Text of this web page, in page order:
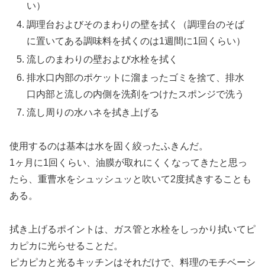
い）
調理台およびそのまわりの壁を拭く（調理台のそば
に置いてある調味料を拭くのは1週間に1回くらい）
流しのまわりの壁および水栓を拭く
排水口内部のポケットに溜まったゴミを捨て、排水
口内部と流しの内側を洗剤をつけたスポンジで洗う
流し周りの水ハネを拭き上げる
使用するのは基本は水を固く絞ったふきんだ。
1ヶ月に1回くらい、油膜が取れにくくなってきたと思っ
たら、重曹水をシュッシュッと吹いて2度拭きすることも
ある。
拭き上げるポイントは、ガス管と水栓をしっかり拭いてピ
カピカに光らせることだ。
ピカピカと光るキッチンはそれだけで、料理のモチベーシ